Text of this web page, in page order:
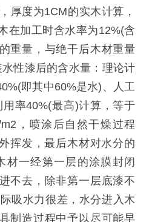
，厚度为1CM的实木计算，
在加工时含水率为12%(含
重量，与绝干后木材重量
性漆后的含水量：理论计
即其中60%是水) 、人工
用率40%(最高)计算，等于
，喷涂后自然干燥过程
挥发，最后木材对水分的
材一经第一层的涂膜封闭
不去，除非第一层底漆不
吸水力很差，水分进入木
制造过程中予以尽可能早